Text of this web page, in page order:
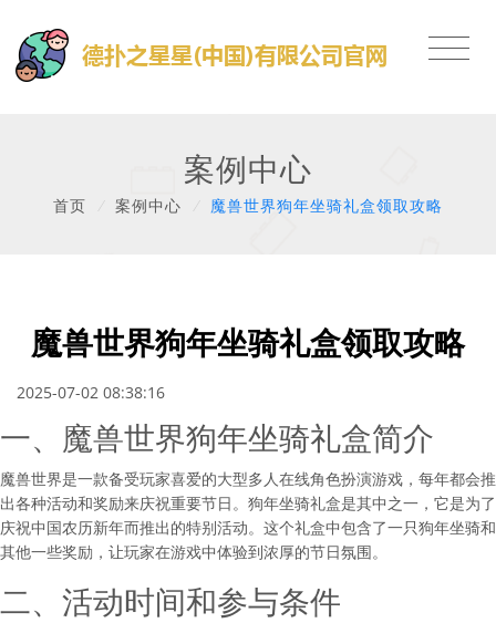
案例中心
首页 案例中心 魔兽世界狗年坐骑礼盒领取攻略
魔兽世界狗年坐骑礼盒领取攻略
2025-07-02 08:38:16
一、魔兽世界狗年坐骑礼盒简介
魔兽世界是一款备受玩家喜爱的大型多人在线角色扮演游戏，每年都会推
出各种活动和奖励来庆祝重要节日。狗年坐骑礼盒是其中之一，它是为了
庆祝中国农历新年而推出的特别活动。这个礼盒中包含了一只狗年坐骑和
其他一些奖励，让玩家在游戏中体验到浓厚的节日氛围。
二、活动时间和参与条件